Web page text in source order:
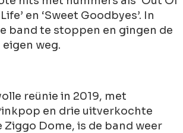
en ‘Sweet Goodbyes’. In
band te stoppen en gingen de
weg.
reünie in 2019, met
en drie uitverkochte
Dome, is de band weer